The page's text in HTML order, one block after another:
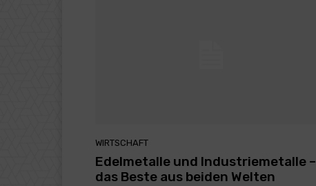
WIRTSCHAFT
Edelmetalle und Industriemetalle –
das Beste aus beiden Welten